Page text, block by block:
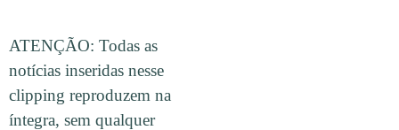
ATENÇÃO: Todas as
notícias inseridas nesse
clipping reproduzem na
íntegra, sem qualquer